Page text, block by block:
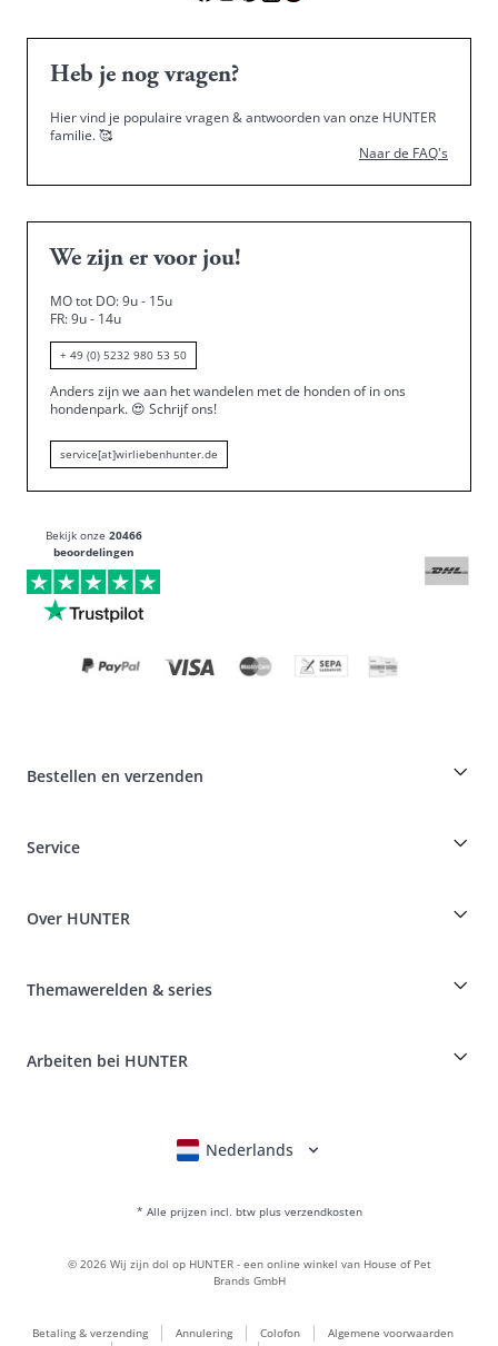
Heb je nog vragen?
Hier vind je populaire vragen & antwoorden van onze HUNTER
familie.🥰
Naar de FAQ's
We zijn er voor jou!
MO tot DO: 9u - 15u
FR: 9u - 14u
+ 49 (0) 5232 980 53 50
Anders zijn we aan het wandelen met de honden of in ons
hondenpark. 😍 Schrijf ons!
service[at]wirliebenhunter.de
Bekijk onze 20466
beoordelingen
Bestellen en verzenden
Specials voor hondenprofessionals
Informatie over levering
Klachten over & retourneren van producten
Service
Rassentabel
Ziektekostenverzekering huisdieren
Over HUNTER
It*s a family Business
Leder is onze passie
Themawerelden & series
BVB Dortmund
Hondenkleding
LOVE
Arbeiten bei HUNTER
* Alle prijzen incl. btw plus verzendkosten
Nederlands
Betaling & verzending Annulering Colofon
Algemene voorwaarden
© 2026 Wij zijn dol op HUNTER - een online winkel van House of Pet
Brands GmbH